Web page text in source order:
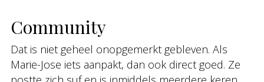
Community
Dat is niet geheel onopgemerkt gebleven. Als
Marie-Jose iets aanpakt, dan ook direct goed. Ze